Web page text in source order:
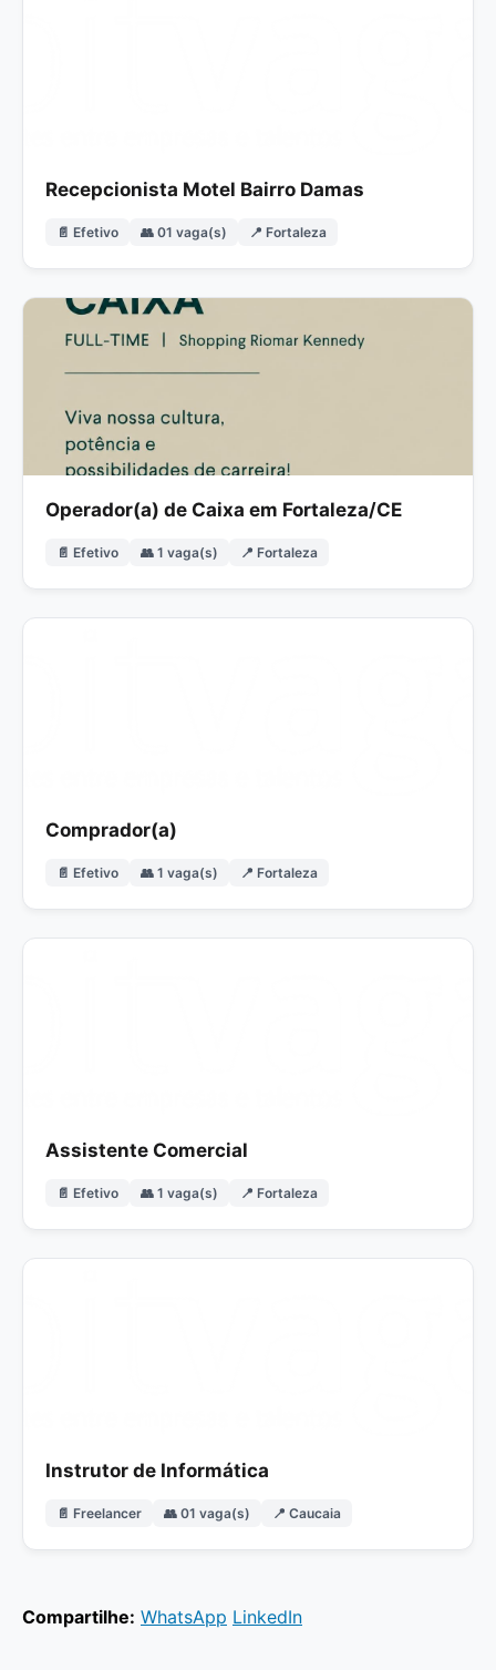
Recepcionista Motel Bairro Damas
📄 Efetivo 👥 01 vaga(s) 📍 Fortaleza
Operador(a) de Caixa em Fortaleza/CE
📄 Efetivo 👥 1 vaga(s) 📍 Fortaleza
Comprador(a)
📄 Efetivo 👥 1 vaga(s) 📍 Fortaleza
Assistente Comercial
📄 Efetivo 👥 1 vaga(s) 📍 Fortaleza
Instrutor de Informática
📄 Freelancer 👥 01 vaga(s) 📍 Caucaia
Compartilhe: WhatsApp LinkedIn